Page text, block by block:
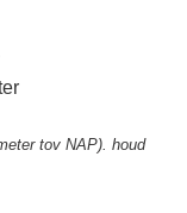
tov NAP). houd